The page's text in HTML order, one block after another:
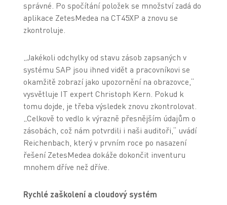
správné. Po spočítání položek se množství zadá do
aplikace ZetesMedea na CT45XP a znovu se
zkontroluje.
„Jakékoli odchylky od stavu zásob zapsaných v
systému SAP jsou ihned vidět a pracovníkovi se
okamžitě zobrazí jako upozornění na obrazovce,“
vysvětluje IT expert Christoph Kern. Pokud k
tomu dojde, je třeba výsledek znovu zkontrolovat.
„Celkově to vedlo k výrazně přesnějším údajům o
zásobách, což nám potvrdili i naši auditoři,“ uvádí
Reichenbach, který v prvním roce po nasazení
řešení ZetesMedea dokáže dokončit inventuru
mnohem dříve než dříve.
Rychlé zaškolení a cloudový systém